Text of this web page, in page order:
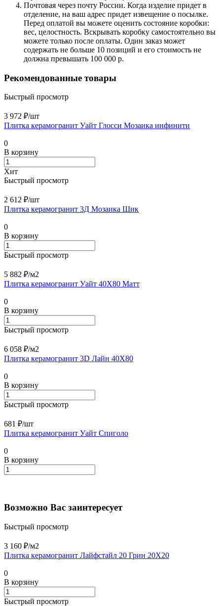
Почтовая через почту России. Когда изделие придет в
отделение, на ваш адрес придет извещение о посылке.
Перед оплатой вы можете оценить состояние коробки:
вес, целостность. Вскрывать коробку самостоятельно вы
можете только после оплаты. Один заказ может
содержать не больше 10 позиций и его стоимость не
должна превышать 100 000 р.
Рекомендованные товары
Быстрый просмотр
3 972 ₽/шт
Плитка керамогранит Уайт Глосcи Мозаика инфинити
0
В корзину
Хит
Быстрый просмотр
2 612 ₽/шт
Плитка керамогранит 3Д Мозаика Шик
0
В корзину
Быстрый просмотр
5 882 ₽/м2
Плитка керамогранит Уайт 40X80 Матт
0
В корзину
Быстрый просмотр
6 058 ₽/м2
Плитка керамогранит 3D Лайн 40X80
0
В корзину
Быстрый просмотр
681 ₽/шт
Плитка керамогранит Уайт Спиголо
0
В корзину
Возможно Вас заинтересует
Быстрый просмотр
3 160 ₽/м2
Плитка керамогранит Лайфстайл 20 Грин 20X20
0
В корзину
Быстрый просмотр